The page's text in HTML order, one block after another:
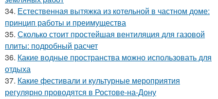
34. Естественная вытяжка из котельной в частном доме:
принцип работы и преимущества
35. Сколько стоит простейшая вентиляция для газовой
плиты: подробный расчет
36. Какие водные пространства можно использовать для
отдыха
37. Какие фестивали и культурные мероприятия
регулярно проводятся в Ростове-на-Дону